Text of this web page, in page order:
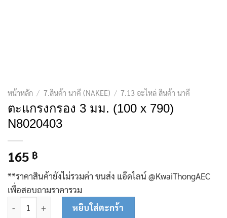
หน้าหลัก / 7.สินค้า นาคี (NAKEE) / 7.13 อะไหล่ สินค้า นาคี
ตะแกรงกรอง 3 มม. (100 x 790)
N8020403
165 ฿
**ราคาสินค้ายังไม่รวมค่า ขนส่ง แอ๊ดไลน์ @KwaiThongAEC
เพื่อสอบถามราคารวม
จำนวน ตะแกรงกรอง 3 มม. (100 x 790) N8020403 ชิ้น
หยิบใส่ตะกร้า